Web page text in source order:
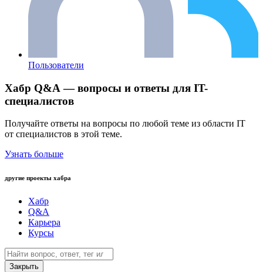
Пользователи
Хабр Q&A — вопросы и ответы для IT-
специалистов
Получайте ответы на вопросы по любой теме из области IT
от специалистов в этой теме.
Узнать больше
другие проекты хабра
Хабр
Q&A
Карьера
Курсы
Закрыть